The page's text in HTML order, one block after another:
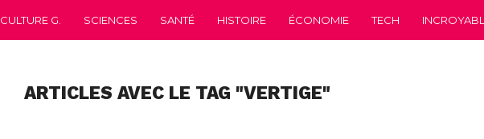
CULTURE G. SCIENCES SANTÉ HISTOIRE ÉCONOMIE TECH
ARTICLES AVEC LE TAG "VERTIGE"